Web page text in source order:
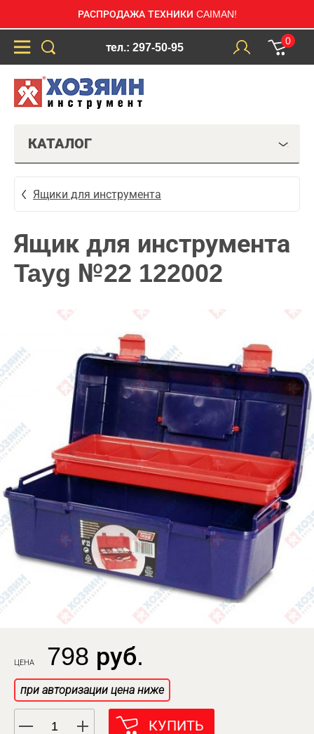
РАСПРОДАЖА ТЕХНИКИ CAIMAN!
тел.: 297-50-95
0
КАТАЛОГ
Ящики для инструмента
Ящик для инструмента
Tayg №22 122002
ЦЕНА 798 руб.
при авторизации цена ниже
КУПИТЬ